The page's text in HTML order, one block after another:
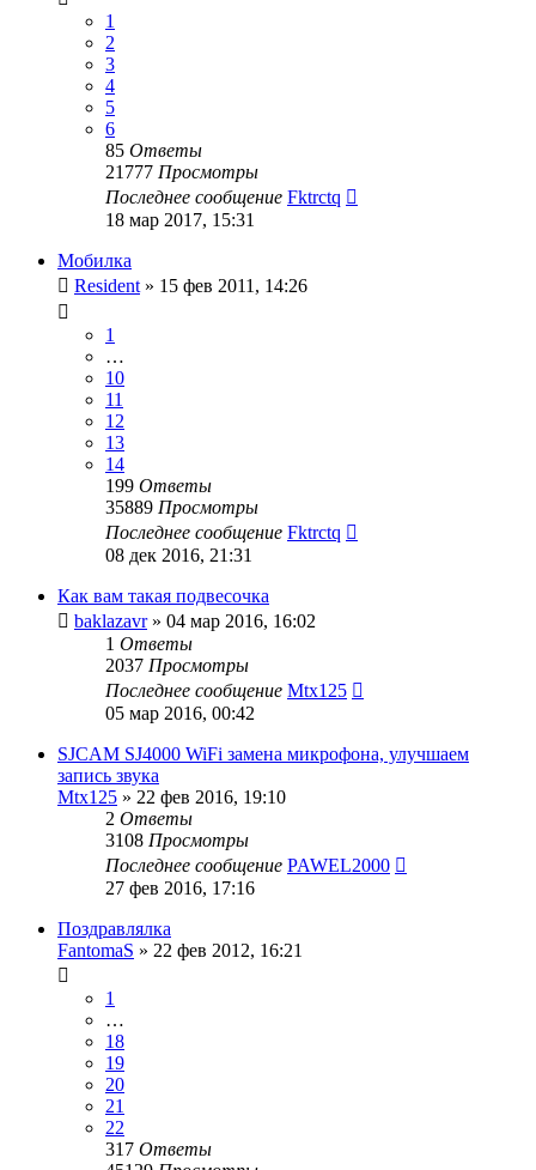
1
2
3
4
5
6
85 Ответы
21777 Просмотры
Последнее сообщение Fktrctq
18 мар 2017, 15:31
Мобилка
Resident » 15 фев 2011, 14:26
1
…
10
11
12
13
14
199 Ответы
35889 Просмотры
Последнее сообщение Fktrctq
08 дек 2016, 21:31
Как вам такая подвесочка
baklazavr» 04 мар 2016, 16:02
1 Ответы
2037 Просмотры
Последнее сообщение Mtx125
05 мар 2016, 00:42
SJCAM SJ4000 WiFi замена микрофона, улучшаем
запись звука
Mtx125 » 22 фев 2016, 19:10
2 Ответы
3108 Просмотры
Последнее сообщение PAWEL2000
27 фев 2016, 17:16
Поздравлялка
FantomaS » 22 фев 2012, 16:21
1
…
18
19
20
21
22
317 Ответы